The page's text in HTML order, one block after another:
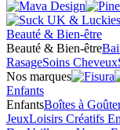
Beauté & Bien-être
Beauté & Bien-être
RasageSoins Cheveux
Nos marques
Enfants
EnfantsBoîtes à
JeuxLoisirs Créatifs